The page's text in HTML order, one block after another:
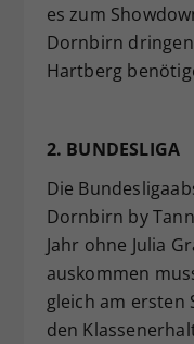
es zum
Dornbirn
Hartberg
2. BUNDESLIGA
Die
Dornbirn by
Jahr ohne Julia
auskommen
gleich am ersten
den